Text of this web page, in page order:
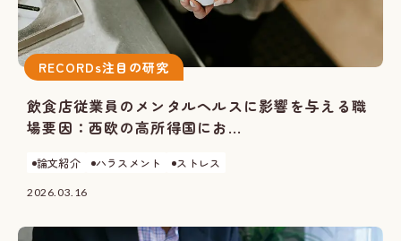
RECORDs注目の研究
飲食店従業員のメンタルヘルスに影響を与える職
場要因：西欧の高所得国にお...
論文紹介 ハラスメント ストレス
2026.03.16